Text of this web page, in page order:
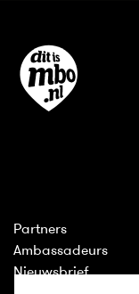
Partners
Ambassadeurs
Nieuwsbrief